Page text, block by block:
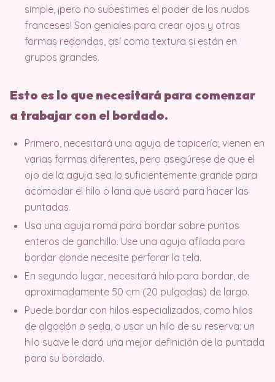
simple, ¡pero no subestimes el poder de los nudos
franceses! Son geniales para crear ojos y otras
formas redondas, así como textura si están en
grupos grandes.
Esto es lo que necesitará para comenzar
a trabajar con el bordado.
Primero, necesitará una aguja de tapicería; vienen en
varias formas diferentes, pero asegúrese de que el
ojo de la aguja sea lo suficientemente grande para
acomodar el hilo o lana que usará para hacer las
puntadas.
Usa una aguja roma para bordar sobre puntos
enteros de ganchillo. Use una aguja afilada para
bordar donde necesite perforar la tela.
En segundo lugar, necesitará hilo para bordar, de
aproximadamente 50 cm (20 pulgadas) de largo.
Puede bordar con hilos especializados, como hilos
de algodón o seda, o usar un hilo de su reserva: un
hilo suave le dará una mejor definición de la puntada
para su bordado.